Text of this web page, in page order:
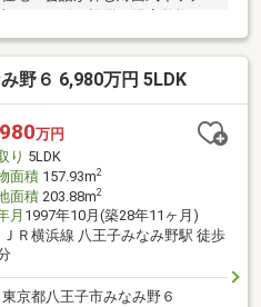
種による)▼設備・浴室乾燥
年6月内外装リフォーム内容
、トイレ 等【貼替】クロス、
壁塗装、屋根塗装、白蟻点検、
八王子みなみ野店 徒歩7
お手伝いします
はお気軽にお問い合わせく
野６ 6,980万円 5LDK
万円
り 5LDK
面積157.93m2
面積203.88m2
月 1997年10月(築28年11ヶ月)
ＪＲ横浜線 八王子みなみ野駅 徒歩
東京都八王子市みなみ野６